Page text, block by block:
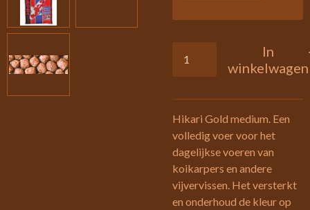
In
winkelwagen
Hikari Gold medium. Een
volledig voer voor het
dagelijkse voeren van
koikarpers en andere
vijvervissen. Het versterkt
en onderhoud de kleur op